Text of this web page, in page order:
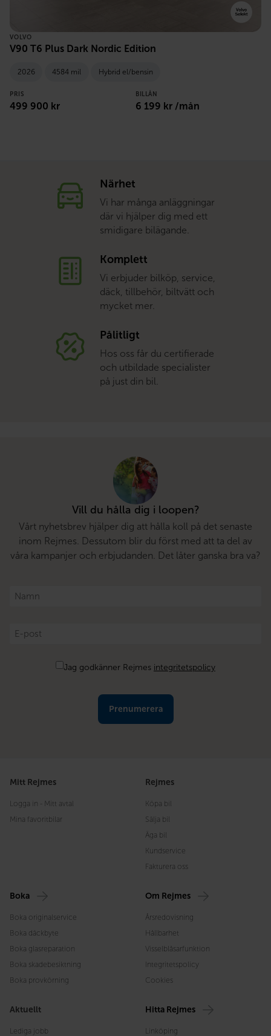
VOLVO
V90 T6 Plus Dark Nordic Edition
2026 4584 mil Hybrid el/bensin
PRIS
499 900 kr
BILLÅN
6 199 kr /mån
Närhet
Vi har många anläggningar
där vi hjälper dig med ett
smidigare bilägande.
Komplett
Vi erbjuder bilköp, service,
däck, tillbehör, biltvätt och
mycket mer.
Pålitligt
Hos oss får du certifierade
och utbildade specialister
på just din bil.
Vill du hålla dig i loopen?
Vårt nyhetsbrev hjälper dig att hålla koll på det senaste
inom Rejmes. Dessutom blir du först med att ta del av
våra kampanjer och erbjudanden. Det låter ganska bra va?
Namn
E-
post
Jag godkänner Rejmes integritetspolicy
Mitt Rejmes
Logga in - Mitt avtal
Mina favoritbilar
Rejmes
Köpa bil
Sälja bil
Äga bil
Kundservice
Fakturera oss
Boka
Boka originalservice
Boka däckbyte
Boka glasreparation
Boka skadebesiktning
Boka provkörning
Om Rejmes
Årsredovisning
Hållbarhet
Visselblåsarfunktion
Integritetspolicy
Cookies
Aktuellt
Lediga jobb
Hitta Rejmes
Linköping